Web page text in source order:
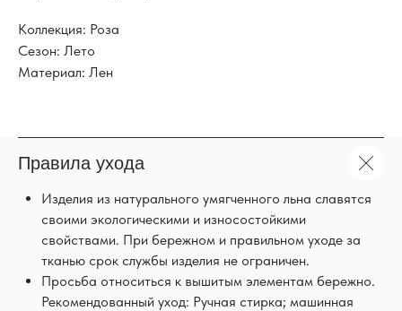
Коллекция: Роза
Сезон: Лето
Материал: Лен
Правила ухода
Изделия из натурального умягченного льна славятся
своими экологическими и износостойкими
свойствами. При бережном и правильном уходе за
тканью срок службы изделия не ограничен.
Просьба относиться к вышитым элементам бережно.
Рекомендованный уход: Ручная стирка; машинная